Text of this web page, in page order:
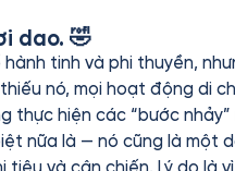
dao. 🤣
tinh và phi thuyền,
nó, mọi hoạt động di
thực hiện các “bước
là một dạng chất gây nghiện. Dù
tiêu và cận chiến. Lý do là